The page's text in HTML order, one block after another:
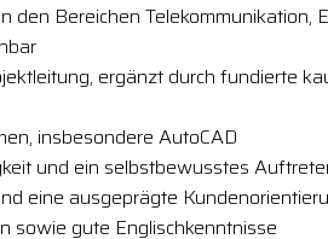
Bereichen Telekommunikation,
ergänzt durch fundierte
insbesondere AutoCAD
und ein selbstbewusstes
eine ausgeprägte
sowie gute Englischkenntnisse